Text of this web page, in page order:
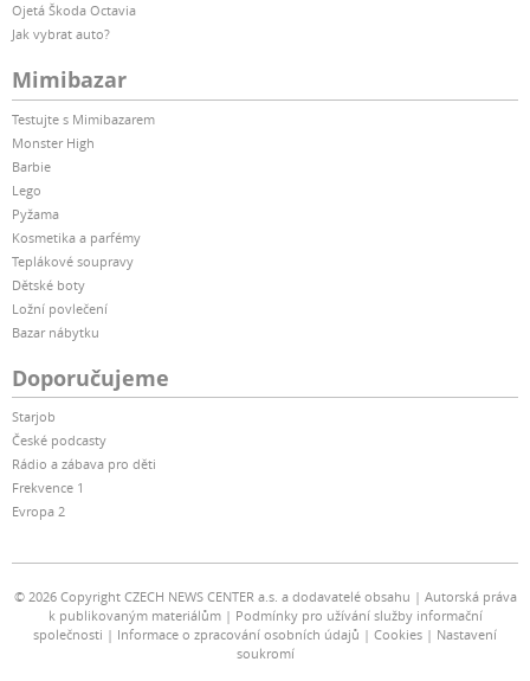
Ojetá Škoda Octavia
Jak vybrat auto?
Mimibazar
Testujte s Mimibazarem
Monster High
Barbie
Lego
Pyžama
Kosmetika a parfémy
Teplákové soupravy
Dětské boty
Ložní povlečení
Bazar nábytku
Doporučujeme
Starjob
České podcasty
Rádio a zábava pro děti
Frekvence 1
Evropa 2
© 2026 Copyright CZECH NEWS CENTER a.s. a dodavatelé obsahu
Autorská práva
k publikovaným materiálům
Podmínky pro užívání služby informační
společnosti
Informace o zpracování osobních údajů Cookies
Nastavení
soukromí